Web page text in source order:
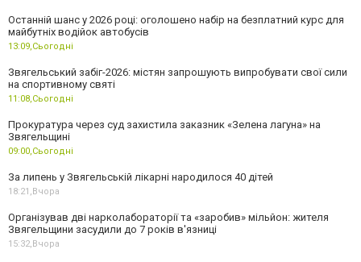
Останній шанс у 2026 році: оголошено набір на безплатний курс для
майбутніх водійок автобусів
13:09, Сьогодні
Звягельський забіг-2026: містян запрошують випробувати свої сили
на спортивному святі
11:08, Сьогодні
Прокуратура через суд захистила заказник «Зелена лагуна» на
Звягельщині
09:00, Сьогодні
За липень у Звягельській лікарні народилося 40 дітей
18:21, Вчора
Організував дві нарколабораторії та «заробив» мільйон: жителя
Звягельщини засудили до 7 років в'язниці
15:32, Вчора